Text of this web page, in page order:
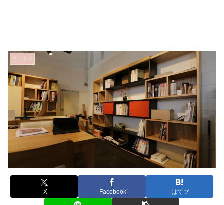
エンタメ
X Facebook はてブ